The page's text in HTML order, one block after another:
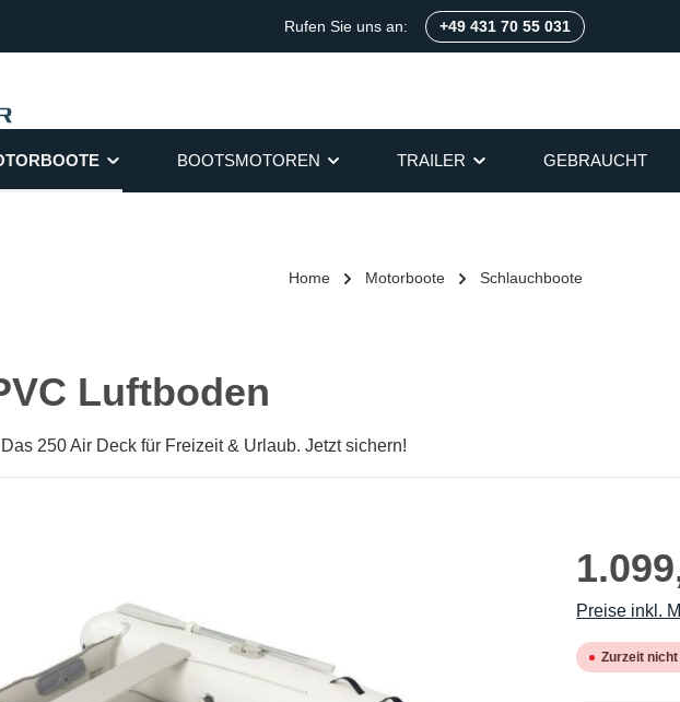
Rufen Sie uns an: +49 431 70 55 031
BOOTSMOTOREN TRAILER GEBRAUCHT
Home Motorboote Schlauchboote
von 5 SternenLuftboden
250 Air Deck für Freizeit & Urlaub. Jetzt sichern!
Preise inkl.
Zurzeit